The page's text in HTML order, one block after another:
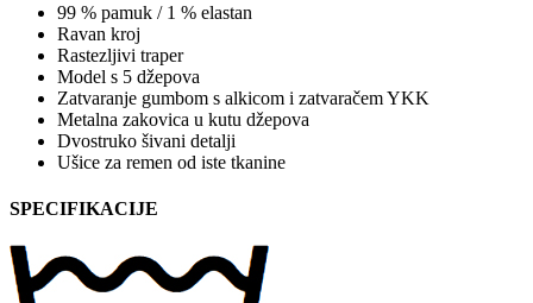
99 % pamuk / 1 % elastan
Ravan kroj
Rastezljivi traper
Model s 5 džepova
Zatvaranje gumbom s alkicom i zatvaračem YKK
Metalna zakovica u kutu džepova
Dvostruko šivani detalji
Ušice za remen od iste tkanine
SPECIFIKACIJE